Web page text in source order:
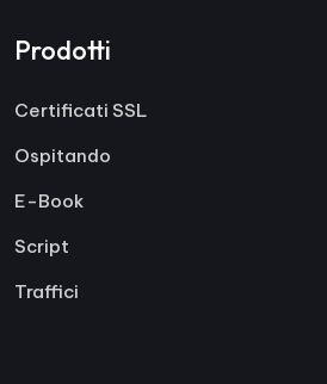
Prodotti
Certificati SSL
Ospitando
E-Book
Script
Traffici